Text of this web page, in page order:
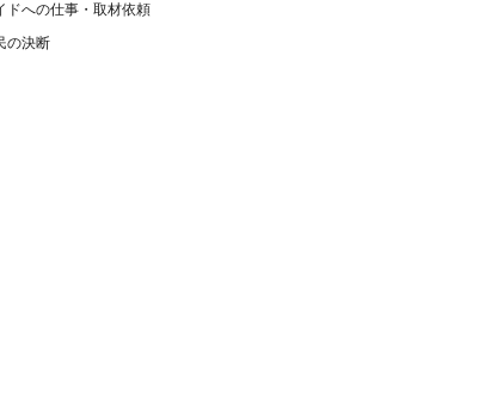
ドへの仕事・取材依頼
の決断